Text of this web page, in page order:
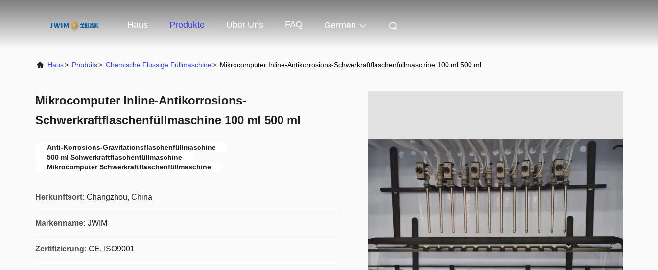
Haus Produkte Über Uns FAQ German
Haus> Produits> Chemische Flüssige Füllmaschine> Mikrocomputer Inline-Antikorrosions-Schwerkraftflaschenfüllmaschine 100 ml 500 ml
Mikrocomputer Inline-Antikorrosions-
Schwerkraftflaschenfüllmaschine 100 ml 500 ml
Anti-Korrosions-Gravitationsflaschenfüllmaschine
500 ml Schwerkraftflaschenfüllmaschine
Mikrocomputer Schwerkraftflaschenfüllmaschine
Herkunftsort: Changzhou, China
Markenname: JWIM
Zertifizierung: CE. ISO9001